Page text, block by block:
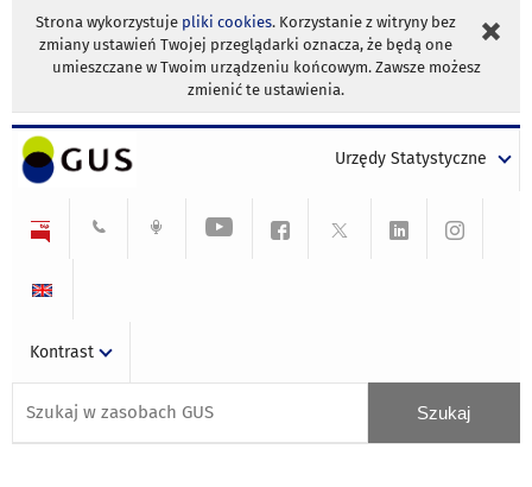
Strona wykorzystuje pliki cookies. Korzystanie z witryny bez
zmiany ustawień Twojej przeglądarki oznacza, że będą one
umieszczane w Twoim urządzeniu końcowym. Zawsze możesz
zmienić te ustawienia.
Urzędy Statystyczne
Kontrast